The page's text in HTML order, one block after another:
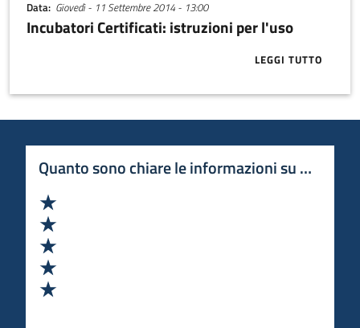
Data Giovedì - 11 Settembre 2014 - 13:00
Incubatori Certificati: istruzioni per l'uso
LEGGI TUTTO
ABOUT
Quanto sono chiare le informazioni su questa